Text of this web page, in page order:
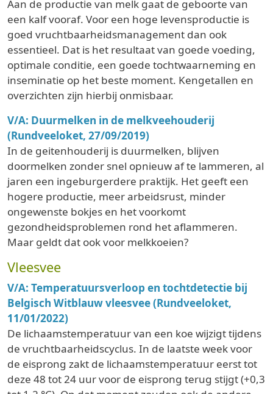
Aan de productie van melk gaat de geboorte van
een kalf vooraf. Voor een hoge levensproductie is
goed vruchtbaarheidsmanagement dan ook
essentieel. Dat is het resultaat van goede voeding,
optimale conditie, een goede tochtwaarneming en
inseminatie op het beste moment. Kengetallen en
overzichten zijn hierbij onmisbaar.
V/A: Duurmelken in de melkveehouderij
(Rundveeloket, 27/09/2019)
In de geitenhouderij is duurmelken, blijven
doormelken zonder snel opnieuw af te lammeren, al
jaren een ingeburgerdere praktijk. Het geeft een
hogere productie, meer arbeidsrust, minder
ongewenste bokjes en het voorkomt
gezondheidsproblemen rond het aflammeren.
Maar geldt dat ook voor melkkoeien?
Vleesvee
V/A: Temperatuursverloop en tochtdetectie bij
Belgisch Witblauw vleesvee (Rundveeloket,
11/01/2022)
De lichaamstemperatuur van een koe wijzigt tijdens
de vruchtbaarheidscyclus. In de laatste week voor
de eisprong zakt de lichaamstemperatuur eerst tot
deze 48 tot 24 uur voor de eisprong terug stijgt (+0,3